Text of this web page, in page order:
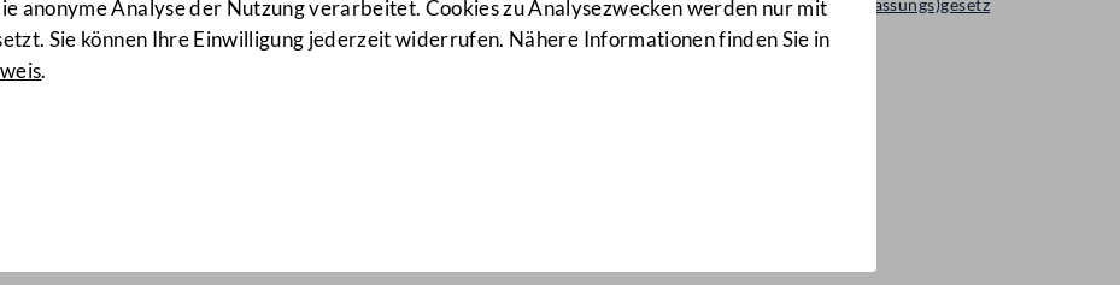
anonyme Analyse der Nutzung verarbeitet. Cookies zu Analysezwecken werden nur mit
Sie können Ihre Einwilligung jederzeit widerrufen. Nähere Informationen finden Sie in
.
Regierungsvorlage: Bundes(verfassungs)gesetz
1036 d.B.